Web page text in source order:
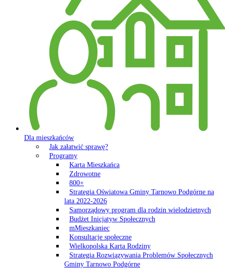
Dla mieszkańców
Jak załatwić sprawę?
Programy
Karta Mieszkańca
Zdrowotne
800+
Strategia Oświatowa Gminy Tarnowo Podgórne na
lata 2022-2026
Samorządowy program dla rodzin wielodzietnych
Budżet Inicjatyw Społecznych
mMieszkaniec
Konsultacje społeczne
Wielkopolska Karta Rodziny
Strategia Rozwiązywania Problemów Społecznych
Gminy Tarnowo Podgórne